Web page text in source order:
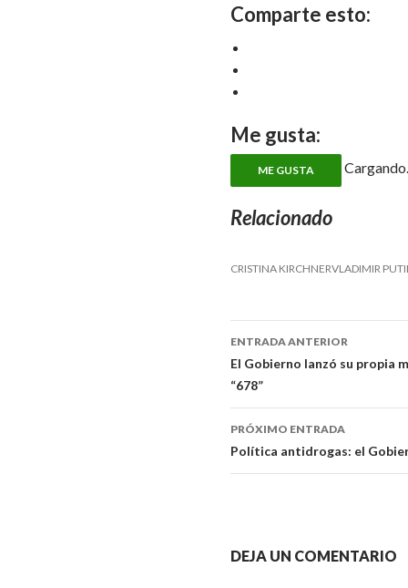
Comparte esto:
Me gusta:
ME GUSTA
Relacionado
CRISTINA KIRCHNERVLADIMIR
Navegador
de
artículos
ENTRADA ANTERIOR
El Gobierno lanzó su propia
“678”
PRÓXIMO ENTRADA
Política antidrogas: el
DEJA UN COMENTARIO